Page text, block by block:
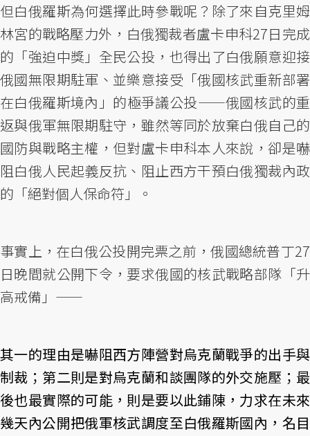
但白俄羅斯為何選擇此時參戰呢？除了來自克里姆
林宮的戰略壓力外，白俄獨裁者盧卡申科27日完成
的「強迫中獎」全民公投，也得出了白俄願意迎接
俄國無限期駐軍、並樂意接受「俄國核武重新部署
在白俄羅斯境內」的極爭議公投——俄國核武的重
返與俄軍無限期駐守，雖然等同於放棄白俄自己的
國防與戰略主權，但對盧卡申科本人來說，卻是嚇
阻白俄人民起義反抗、阻止西方干預白俄獨裁內政
的「絕對個人保命符」。
事實上，在白俄公投開完票之前，俄國總統普丁27
日晚間就公開下令，要求俄國的核武戰略部隊「升
高戒備」——
其一的理由是嚇阻西方陣營對烏克蘭戰爭的出手與
制裁；第二則是對烏克蘭和談團隊的外交施壓；最
後也最實際的可能，則是要以此鋪陳，力求在未來
幾天內公開把俄軍核武調度至白俄羅斯國內，名目